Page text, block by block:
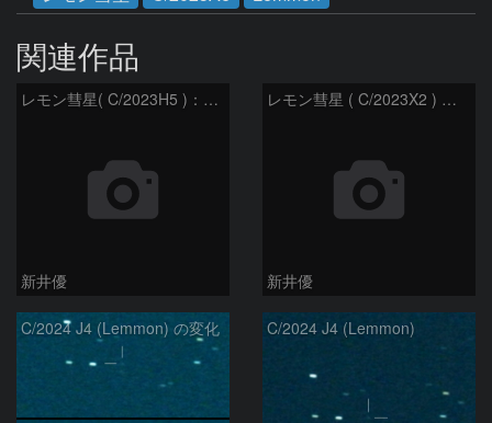
関連作品
レモン彗星( C/2023H5 )：2026/05/20
新井優
レモン彗星 ( C/2023X2 ) の予報位置：2026/05/29
新井優
C/2024 J4 (Lemmon) の変化 C/2024 J4 (Lemmon)